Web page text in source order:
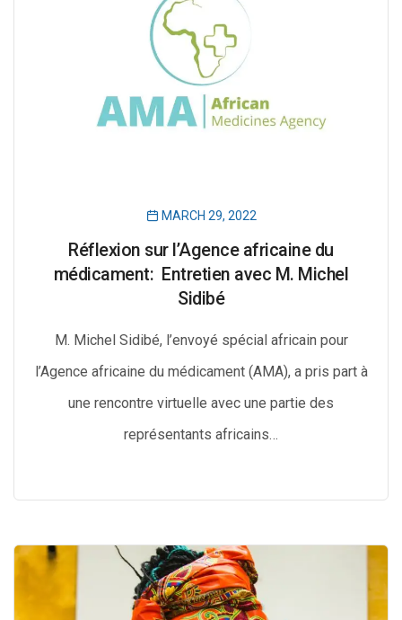
MARCH 29, 2022
Réflexion sur l’Agence africaine du
médicament: Entretien avec M. Michel
Sidibé
M. Michel Sidibé, l’envoyé spécial africain pour
l’Agence africaine du médicament (AMA), a pris part à
une rencontre virtuelle avec une partie des
représentants africains…